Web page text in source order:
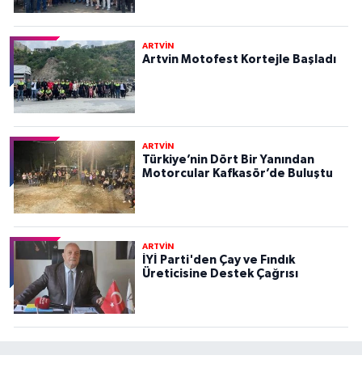
ARTVİN
Artvin Motofest Kortejle Başladı
ARTVİN
Türkiye’nin Dört Bir Yanından
Motorcular Kafkasör’de Buluştu
ARTVİN
İYİ Parti'den Çay ve Fındık
Üreticisine Destek Çağrısı